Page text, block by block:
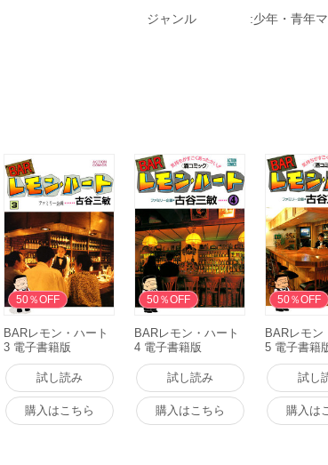
ジャンル 少年・青年
50％OFF
BARレモン・ハート
3 電子書籍版
試し読み
購入はこちら
50％OFF
BARレモン・ハート
4 電子書籍版
試し読み
購入はこちら
50％OFF
BARレモン
5 電子書籍
試し
購入は